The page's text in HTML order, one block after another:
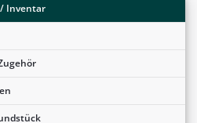
Inventar